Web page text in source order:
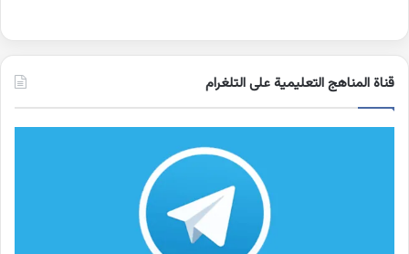
قناة المناهج التعليمية على التلغرام